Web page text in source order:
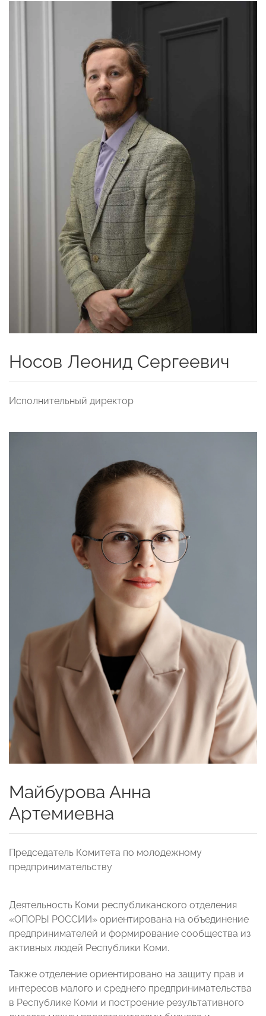
Носов Леонид Сергеевич
Исполнительный директор
Майбурова Анна
Артемиевна
Председатель Комитета по молодежному
предпринимательству
Деятельность Коми республиканского отделения
«ОПОРЫ РОССИИ» ориентирована на объединение
предпринимателей и формирование сообщества из
активных людей Республики Коми.
Также отделение ориентировано на защиту прав и
интересов малого и среднего предпринимательства
в Республике Коми и построение результативного